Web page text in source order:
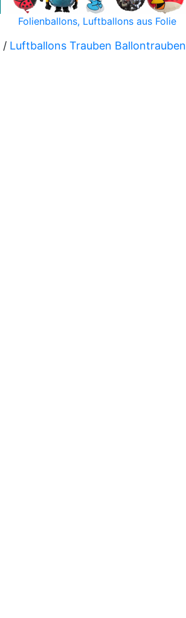
Folienballons, Luftballons aus Folie
/ Luftballons Trauben Ballontrauben